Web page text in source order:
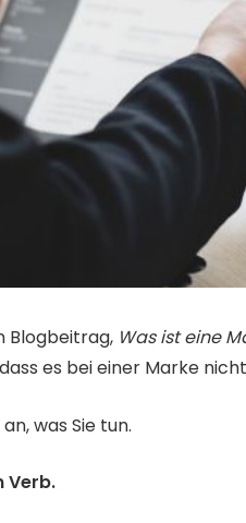
Blogbeitrag, Was ist eine
es bei einer Marke
was Sie tun.
Verb.